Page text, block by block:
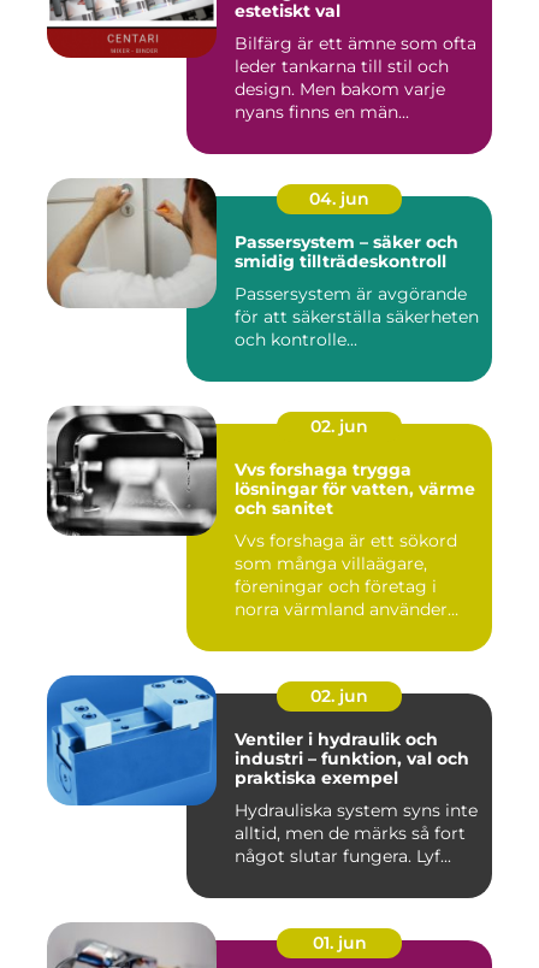
estetiskt val
Bilfärg är ett ämne som ofta
leder tankarna till stil och
design. Men bakom varje
nyans finns en män...
04. jun
Passersystem – säker och
smidig tillträdeskontroll
Passersystem är avgörande
för att säkerställa säkerheten
och kontrolle...
02. jun
Vvs forshaga trygga
lösningar för vatten, värme
och sanitet
Vvs forshaga är ett sökord
som många villaägare,
föreningar och företag i
norra värmland använder
02. jun
Ventiler i hydraulik och
industri – funktion, val och
praktiska exempel
Hydrauliska system syns inte
alltid, men de märks så fort
något slutar fungera. Lyf...
01. jun